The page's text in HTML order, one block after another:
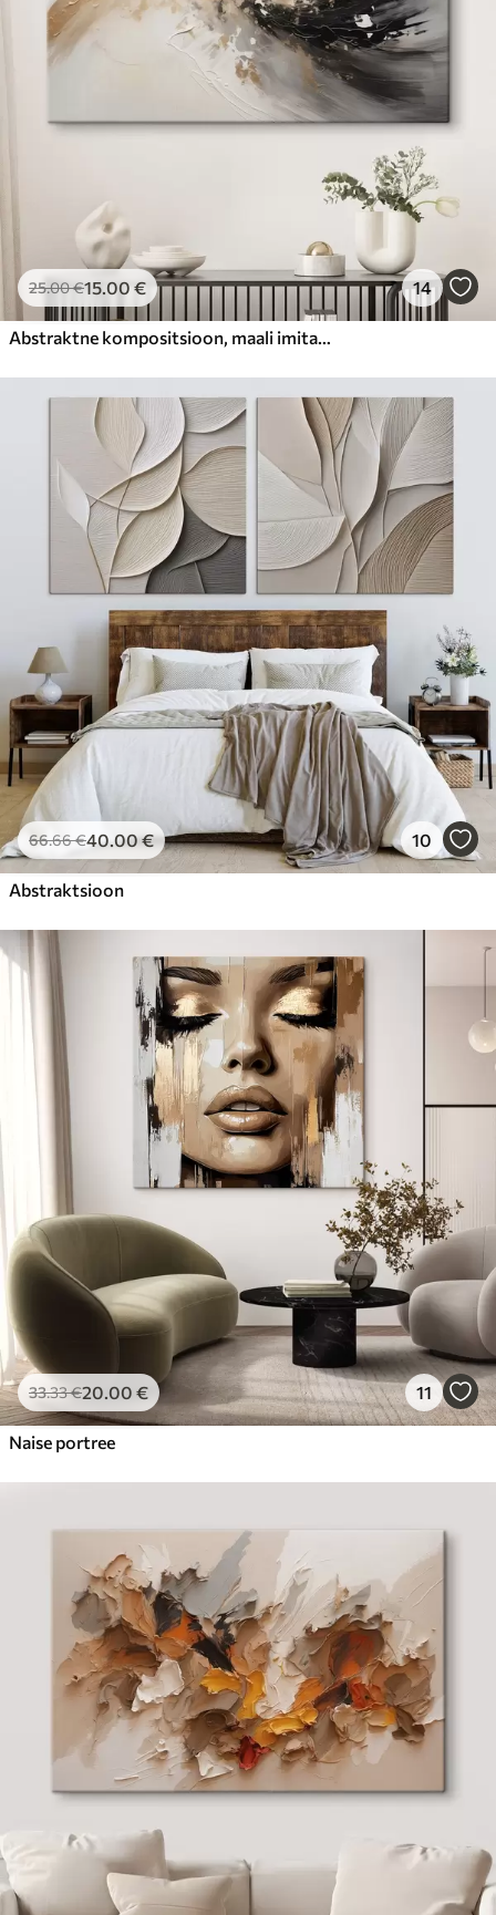
25.00€15.00 € 14
Abstraktne kompositsioon, maali imitatsioon
66.66€40.00€ 10
Abstraktsioon
33.33€20.00 € 11
Naise portree